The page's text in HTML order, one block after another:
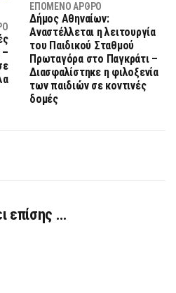
–
ΕΠΌΜΕΝΟ ΆΡΘΡΟ
Δήμος Αθηναίων:
Αναστέλλεται η λειτουργία
του Παιδικού Σταθμού
Πρωταγόρα στο Παγκράτι –
Διασφαλίστηκε η φιλοξενία
των παιδιών σε κοντινές
δομές
επίσης …